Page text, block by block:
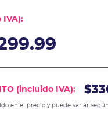
IVA):
(incluido IVA):
en el precio y puede variar